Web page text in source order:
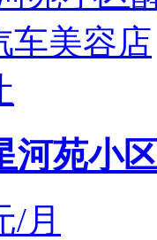
河苑小
/月